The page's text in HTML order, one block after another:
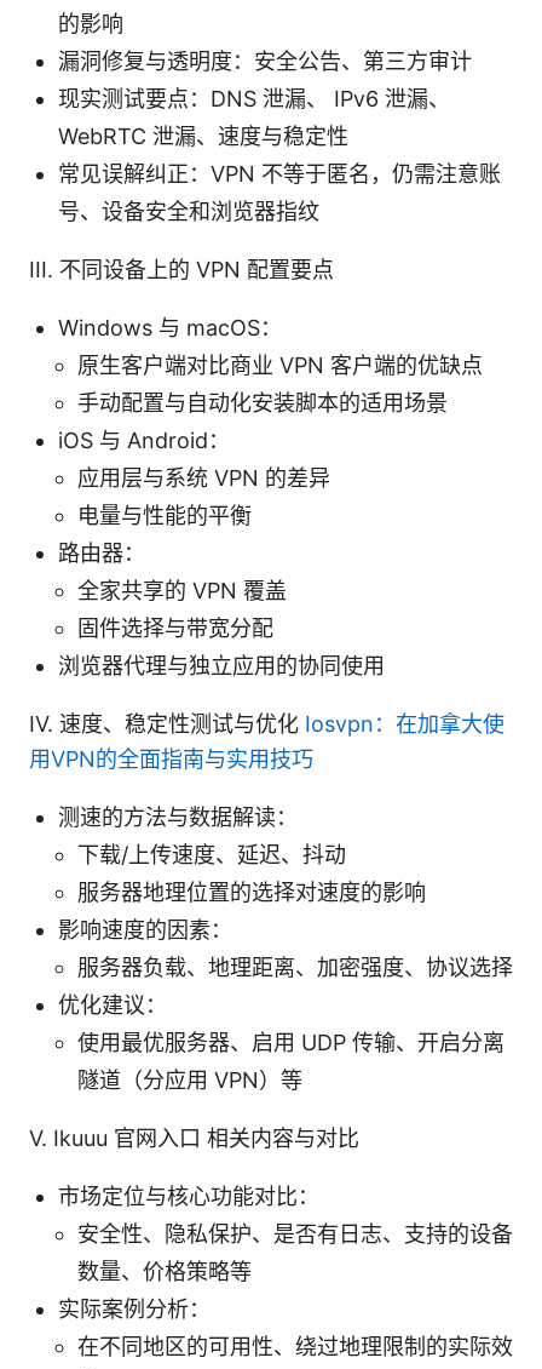
的影响
漏洞修复与透明度：安全公告、第三方审计
现实测试要点：DNS 泄漏、 IPv6 泄漏、
WebRTC 泄漏、速度与稳定性
常见误解纠正：VPN 不等于匿名，仍需注意账
号、设备安全和浏览器指纹
III. 不同设备上的 VPN 配置要点
Windows 与 macOS：
原生客户端对比商业 VPN 客户端的优缺点
手动配置与自动化安装脚本的适用场景
iOS 与 Android：
应用层与系统 VPN 的差异
电量与性能的平衡
路由器：
全家共享的 VPN 覆盖
固件选择与带宽分配
浏览器代理与独立应用的协同使用
IV. 速度、稳定性测试与优化 Iosvpn：在加拿大使
用VPN的全面指南与实用技巧
测速的方法与数据解读：
下载/上传速度、延迟、抖动
服务器地理位置的选择对速度的影响
影响速度的因素：
服务器负载、地理距离、加密强度、协议选择
优化建议：
使用最优服务器、启用 UDP 传输、开启分离
隧道（分应用 VPN）等
V. Ikuuu 官网入口 相关内容与对比
市场定位与核心功能对比：
安全性、隐私保护、是否有日志、支持的设备
数量、价格策略等
实际案例分析：
在不同地区的可用性、绕过地理限制的实际效